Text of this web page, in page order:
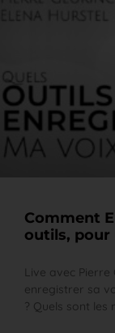
Comment
outils, pour
Live avec Pierre
enregistrer sa
? Quels sont